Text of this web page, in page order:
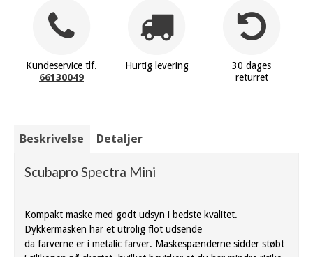
Kundeservice tlf.
66130049
Hurtig levering
30 dages
returret
Beskrivelse Detaljer
Scubapro Spectra Mini
Kompakt maske med godt udsyn i bedste kvalitet.
Dykkermasken har et utrolig flot udsende
da farverne er i metalic farver. Maskespænderne sidder støbt